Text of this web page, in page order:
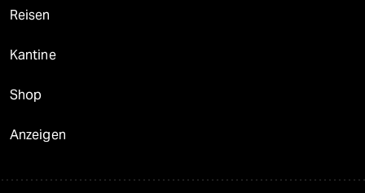
Reisen
Kantine
Shop
Anzeigen